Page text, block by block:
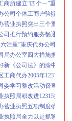
公司个体工商户验照工作
营业执照突出三个重点配
司推行预约服务畅通绿通道
注重”重庆代办公司早安
局办公室四大措施推进信
新《公司法》的渝中区工
工商代办2005年12315维权
委学习整改活动督查组到
执照局积改进12315指挥调
营业执照五项制度确保维
执照局全力以赴抓紧食品
工商代办高温战酷暑为企